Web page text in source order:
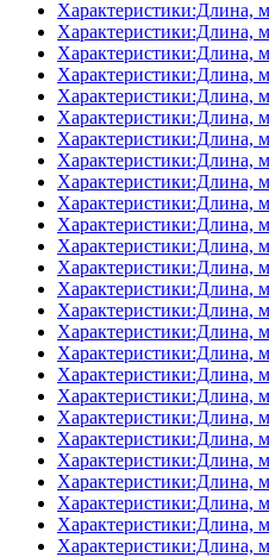
Характеристики:Длина,
Характеристики:Длина,
Характеристики:Длина,
Характеристики:Длина,
Характеристики:Длина,
Характеристики:Длина,
Характеристики:Длина,
Характеристики:Длина,
Характеристики:Длина,
Характеристики:Длина,
Характеристики:Длина,
Характеристики:Длина,
Характеристики:Длина,
Характеристики:Длина,
Характеристики:Длина,
Характеристики:Длина,
Характеристики:Длина,
Характеристики:Длина,
Характеристики:Длина,
Характеристики:Длина,
Характеристики:Длина,
Характеристики:Длина,
Характеристики:Длина,
Характеристики:Длина,
Характеристики:Длина,
Характеристики:Длина,